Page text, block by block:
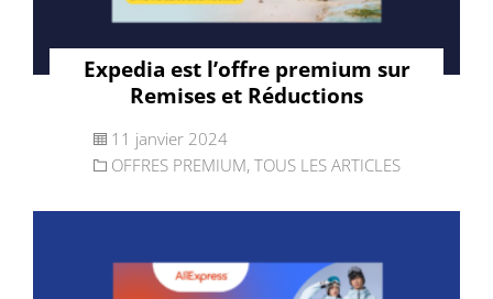
Expedia est l’offre premium sur
Remises et Réductions
11 janvier 2024
OFFRES PREMIUM, TOUS LES ARTICLES